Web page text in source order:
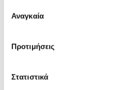
των υπηρεσιών τους.
συγκατάθεσης
Αναγκαία
Προτιμήσεις
Στατιστικά
προσωπικών μου δεδομένων
ο ιστότοπος προστατεύεται